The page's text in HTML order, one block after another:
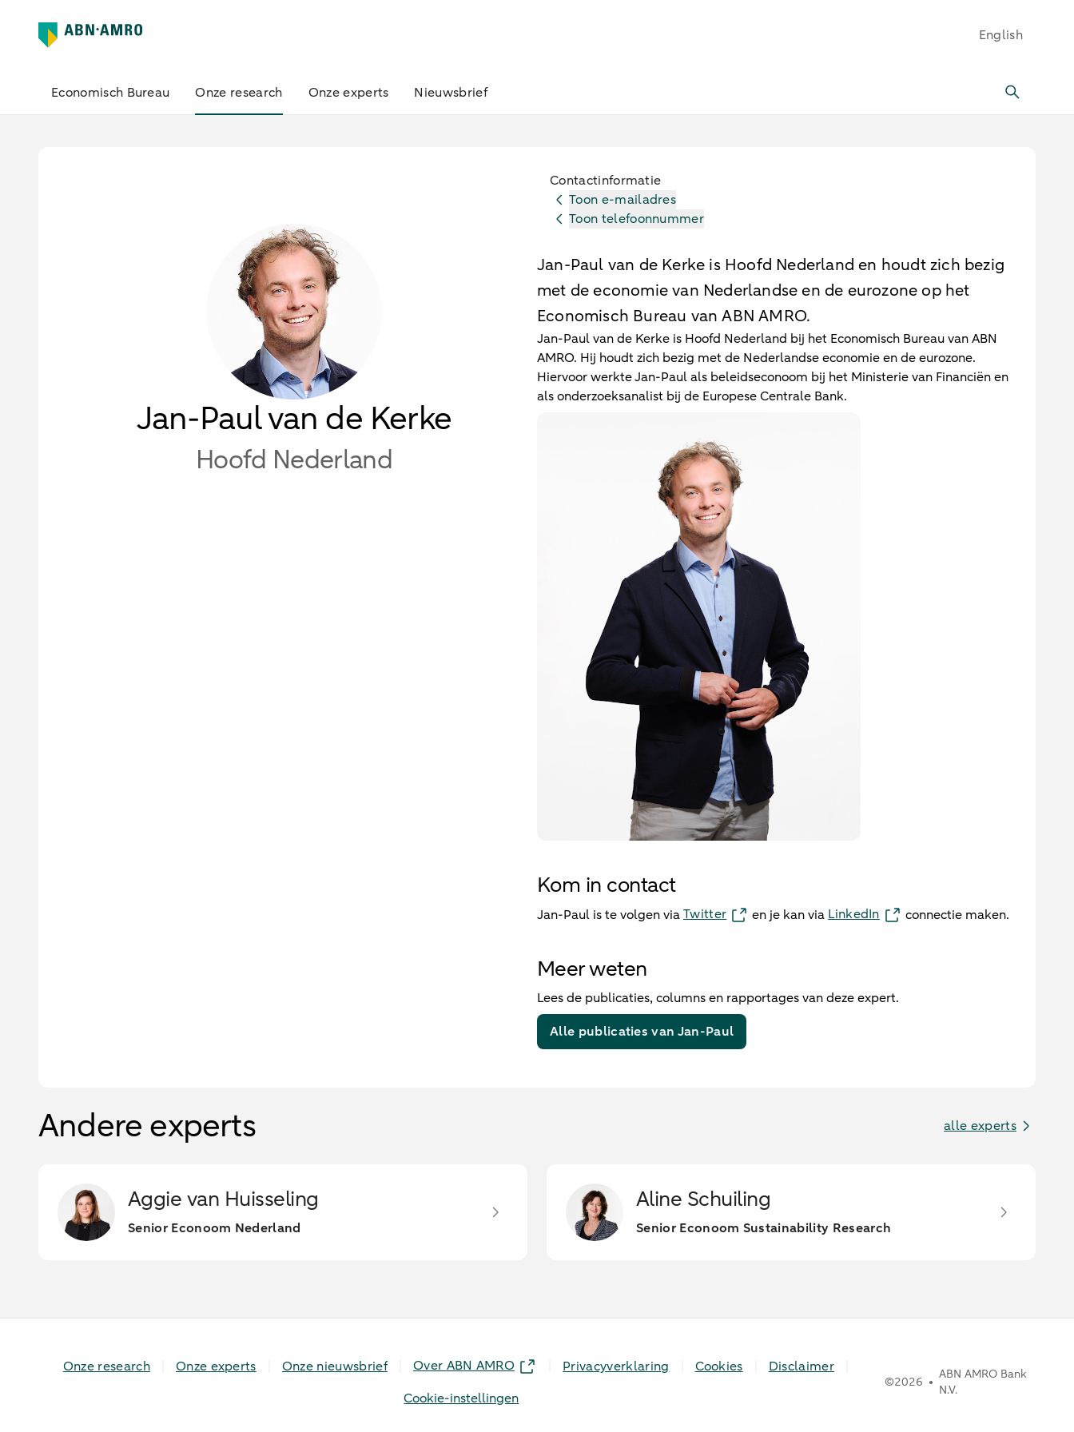
English
Economisch Bureau Onze research Onze experts Nieuwsbrief
Jan-Paul van de Kerke
Hoofd Nederland
Contactinformatie
Toon e-mailadres
Toon telefoonnummer
Jan-Paul van de Kerke is Hoofd Nederland en houdt zich bezig
met de economie van Nederlandse en de eurozone op het
Economisch Bureau van ABN AMRO.
Jan-Paul van de Kerke is Hoofd Nederland bij het Economisch Bureau van ABN
AMRO. Hij houdt zich bezig met de Nederlandse economie en de eurozone.
Hiervoor werkte Jan-Paul als beleidseconoom bij het Ministerie van Financiën en
als onderzoeksanalist bij de Europese Centrale Bank.
Kom in contact
Jan-Paul is te volgen viaTwitter en je kan viaLinkedIn connectie maken.
Meer weten
Lees de publicaties, columns en rapportages van deze expert.
Alle publicaties van Jan-Paul
Andere experts alle experts
Aggie van Huisseling
Senior Econoom Nederland
Aline Schuiling
Senior Econoom Sustainability Research
Onze research Onze experts Onze nieuwsbrief Over ABN AMRO Privacyverklaring Cookies
Disclaimer
Cookie-instellingen
©2026
ABN AMRO Bank
N.V.